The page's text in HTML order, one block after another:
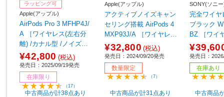
ラッピング可
Apple(アップル)
AirPods Pro 3 MFHP4J/
A ［ワイヤレス(左右分
離) /カナル型 /ノイズキ
ャンセリング対応 /Bluet
ooth対応］
¥42,800 (税込)
発売日：2025/09/19発売
在庫限り
（17）
中古商品が計38点あり
Apple(アップル)
アクティブノイズキャン
セリング搭載 AirPods 4
MXP93J/A ［ワイヤレス
(左右分離) /インナーイヤ
ー型 /ノイズキャンセリ
ング対応 /Bluetooth対
応］ 【sof001】
¥32,800 (税込)
発売日：2024/09/20発売
数量限定
（7）
中古商品が計31点あり
SONY(ソニ
完全ワイ
ブラック
BZ ［ワイ
離) /カナル
ャンセリ
ooth対応］
発売日：
在庫あり
中古商品